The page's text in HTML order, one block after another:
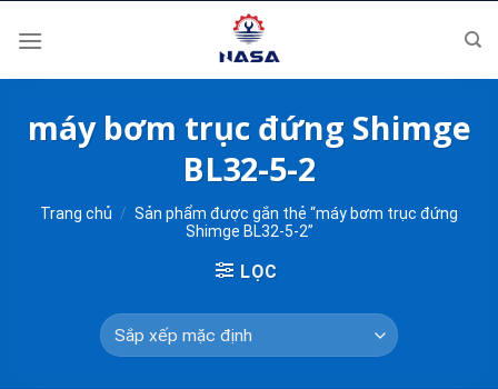
máy bơm trục đứng Shimge
BL32-5-2
Trang chủ / Sản phẩm được gắn thẻ “máy bơm trục đứng
Shimge BL32-5-2”
LỌC